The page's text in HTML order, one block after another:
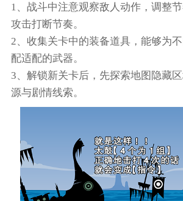
1、战斗中注意观察敌人动作，调整
攻击打断节奏。
2、收集关卡中的装备道具，能够为
配适配的武器。
3、解锁新关卡后，先探索地图隐藏
源与剧情线索。